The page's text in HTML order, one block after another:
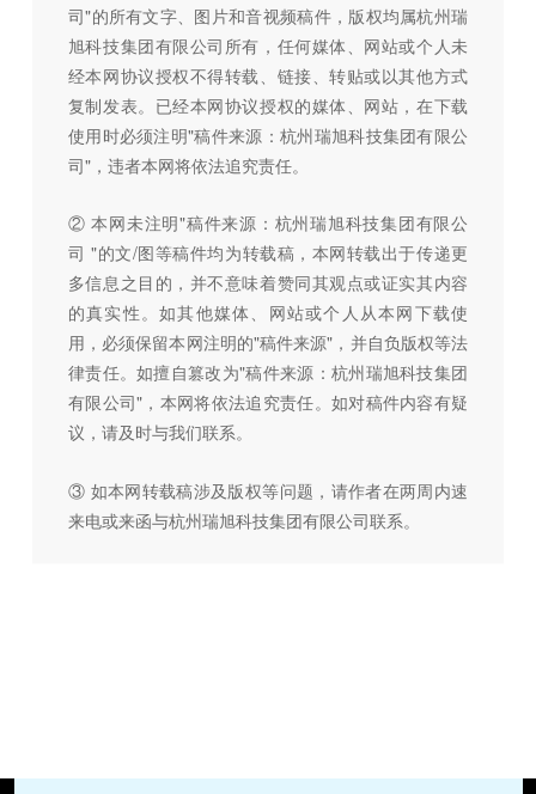
司"的所有文字、图片和音视频稿件，版权均属杭州瑞
旭科技集团有限公司所有，任何媒体、网站或个人未
经本网协议授权不得转载、链接、转贴或以其他方式
复制发表。已经本网协议授权的媒体、网站，在下载
使用时必须注明"稿件来源：杭州瑞旭科技集团有限公
司"，违者本网将依法追究责任。
② 本网未注明"稿件来源：杭州瑞旭科技集团有限公
司 "的文/图等稿件均为转载稿，本网转载出于传递更
多信息之目的，并不意味着赞同其观点或证实其内容
的真实性。如其他媒体、网站或个人从本网下载使
用，必须保留本网注明的"稿件来源"，并自负版权等法
律责任。如擅自篡改为"稿件来源：杭州瑞旭科技集团
有限公司"，本网将依法追究责任。如对稿件内容有疑
议，请及时与我们联系。
③ 如本网转载稿涉及版权等问题，请作者在两周内速
来电或来函与杭州瑞旭科技集团有限公司联系。